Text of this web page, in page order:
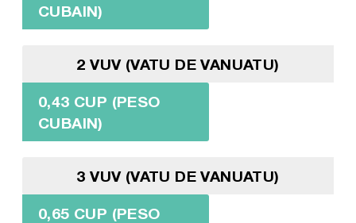
CUBAIN)
2 VUV (VATU DE VANUATU)
0,43 CUP (PESO
CUBAIN)
3 VUV (VATU DE VANUATU)
0,65 CUP (PESO